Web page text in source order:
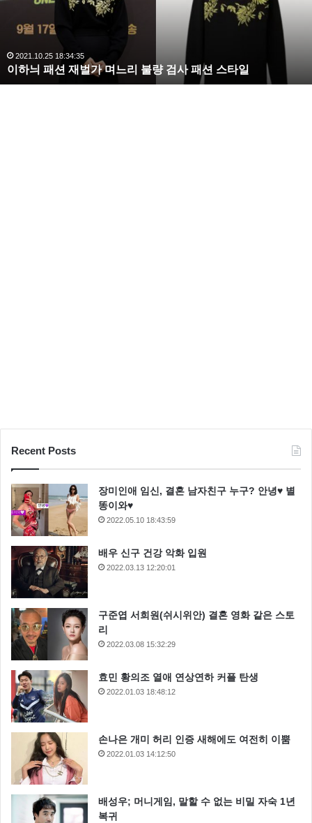
완
벽
한
2020.10.03 10:59:30
복수해라 김사랑, 완벽한 S라인 몸매 시선 압도
Recent Posts
장미인애 임신, 결혼 남자친구 누구? 안녕♥ 별
똥이와♥
2022.05.10 18:43:59
배우 신구 건강 악화 입원
2022.03.13 12:20:01
구준엽 서희원(쉬시위안) 결혼 영화 같은 스토
리
2022.03.08 15:32:29
효민 황의조 열애 연상연하 커플 탄생
2022.01.03 18:48:12
손나은 개미 허리 인증 새해에도 여전히 이뿜
2022.01.03 14:12:50
배성우; 머니게임, 말할 수 없는 비밀 자숙 1년
복귀